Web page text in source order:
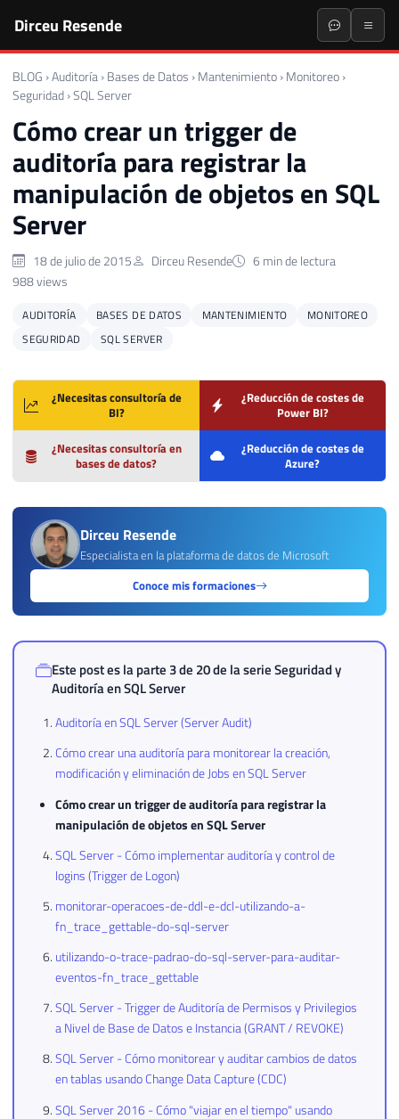
Dirceu Resende
BLOG ›Auditoría › Bases de Datos › Mantenimiento › Monitoreo ›
Seguridad ›SQL Server
Cómo crear un trigger de
auditoría para registrar la
manipulación de objetos en SQL
Server
18 de julio de 2015 Dirceu Resende
6 min de lectura
988 views
AUDITORÍA BASES DE DATOS MANTENIMIENTO
MONITOREO
SEGURIDAD
SQL SERVER
¿Necesitas consultoría de
BI?
¿Reducción de costes de
Power BI?
¿Necesitas consultoría en
bases de datos?
¿Reducción de costes de
Azure?
Dirceu Resende
Especialista en la plataforma de datos de Microsoft
Conoce mis formaciones
Este post es la parte 3 de 20 de la serieSeguridad y
Auditoría en SQL Server
Auditoría en SQL Server (Server Audit)
Cómo crear una auditoría para monitorear la creación,
modificación y eliminación de Jobs en SQL Server
Cómo crear un trigger de auditoría para registrar la
manipulación de objetos en SQL Server
SQL Server - Cómo implementar auditoría y control de
logins (Trigger de Logon)
monitorar-operacoes-de-ddl-e-dcl-utilizando-a-
fn_trace_gettable-do-sql-server
utilizando-o-trace-padrao-do-sql-server-para-auditar-
eventos-fn_trace_gettable
SQL Server - Trigger de Auditoría de Permisos y Privilegios
a Nivel de Base de Datos e Instancia (GRANT / REVOKE)
SQL Server - Cómo monitorear y auditar cambios de datos
en tablas usando Change Data Capture (CDC)
SQL Server 2016 - Cómo "viajar en el tiempo" usando